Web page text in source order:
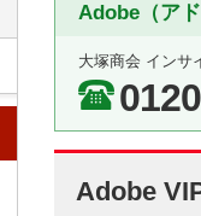
Adobe（ア
大塚商会 インサ
Adobe